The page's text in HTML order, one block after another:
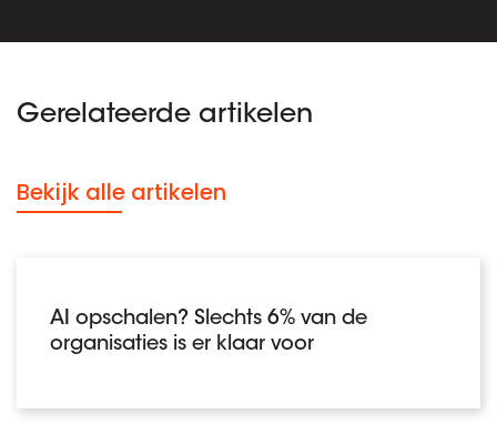
Gerelateerde artikelen
Bekijk alle artikelen
AI opschalen? Slechts 6% van de
organisaties is er klaar voor